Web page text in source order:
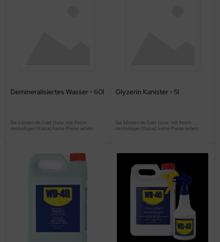
Demineralisiertes Wasser • 60l
Sie können als Gast (bzw. mit Ihrem
derzeitigen Status) keine Preise sehen.
Glyzerin Kanister • 5l
Sie können als Gast (bzw. mit Ihrem
derzeitigen Status) keine Preise sehen.